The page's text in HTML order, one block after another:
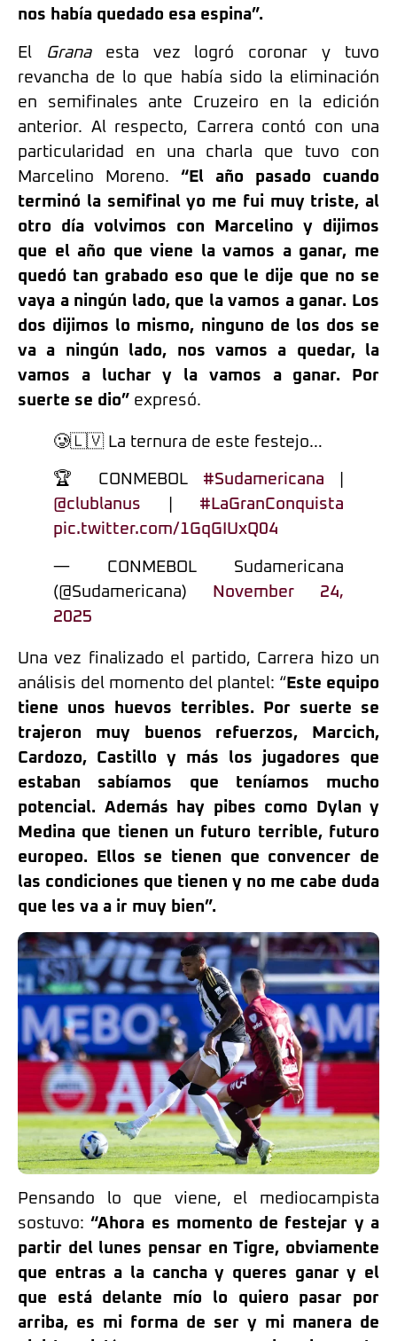
nos había quedado esa espina”.
El Granaesta vez logró coronar y tuvo
revancha de lo que había sido la eliminación
en semifinales ante Cruzeiro en la edición
anterior. Al respecto, Carrera contó con una
particularidad en una charla que tuvo con
Marcelino Moreno. “El año pasado cuando
terminó la semifinal yo me fui muy triste, al
otro día volvimos con Marcelino y dijimos
que el año que viene la vamos a ganar, me
quedó tan grabado eso que le dije que no se
vaya a ningún lado, que la vamos a ganar. Los
dos dijimos lo mismo, ninguno de los dos se
va a ningún lado, nos vamos a quedar, la
vamos a luchar y la vamos a ganar. Por
suerte se dio” expresó.
🥲🇱🇻 La ternura de este festejo…
🏆 CONMEBOL #Sudamericana
@clublanus
#LaGranConquista
pic.twitter.com/1GqGIUxQ04
— CONMEBOL Sudamericana
(@Sudamericana)
November 24,
2025
Una vez finalizado el partido, Carrera hizo un
análisis del momento del plantel: “ Este equipo
tiene unos huevos terribles. Por suerte se
trajeron muy buenos refuerzos, Marcich,
Cardozo, Castillo y más los jugadores que
estaban sabíamos que teníamos mucho
potencial. Además hay pibes como Dylan y
Medina que tienen un futuro terrible, futuro
europeo. Ellos se tienen que convencer de
las condiciones que tienen y no me cabe duda
que les va a ir muy bien”.
Pensando lo que viene, el mediocampista
sostuvo:“Ahora es momento de festejar y a
partir del lunes pensar en Tigre, obviamente
que entras a la cancha y queres ganar y el
que está delante mío lo quiero pasar por
arriba, es mi forma de ser y mi manera de